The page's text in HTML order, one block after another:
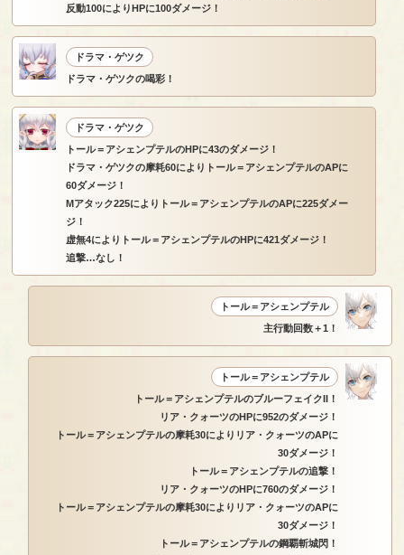
反動100によりHPに100ダメージ！
ドラマ・ゲツク
ドラマ・ゲツクの喝彩！
ドラマ・ゲツク
トール＝アシェンプテルのHPに43のダメージ！
ドラマ・ゲツクの摩耗60によりトール＝アシェンプテルのAPに
60ダメージ！
Mアタック225によりトール＝アシェンプテルのAPに225ダメー
ジ！
虚無4によりトール＝アシェンプテルのHPに421ダメージ！
追撃…なし！
トール＝アシェンプテル
主行動回数＋1！
トール＝アシェンプテル
トール＝アシェンプテルのブルーフェイクII！
リア・クォーツのHPに952のダメージ！
トール＝アシェンプテルの摩耗30によりリア・クォーツのAPに
30ダメージ！
トール＝アシェンプテルの追撃！
リア・クォーツのHPに760のダメージ！
トール＝アシェンプテルの摩耗30によりリア・クォーツのAPに
30ダメージ！
トール＝アシェンプテルの鋼覇斬城閃！